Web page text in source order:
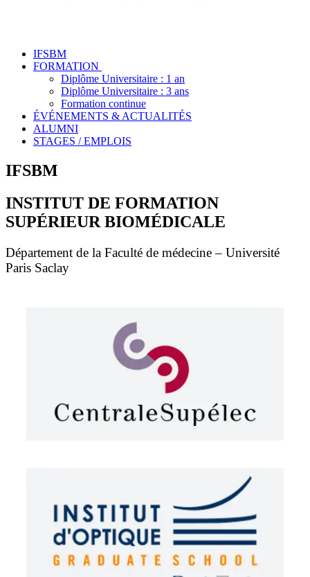
IFSBM
FORMATION
Diplôme Universitaire : 1 an
Diplôme Universitaire : 3 ans
Formation continue
ÉVÉNEMENTS & ACTUALITÉS
ALUMNI
STAGES / EMPLOIS
IFSBM
INSTITUT DE FORMATION
SUPÉRIEUR BIOMÉDICALE
Département de la Faculté de médecine – Université
Paris Saclay